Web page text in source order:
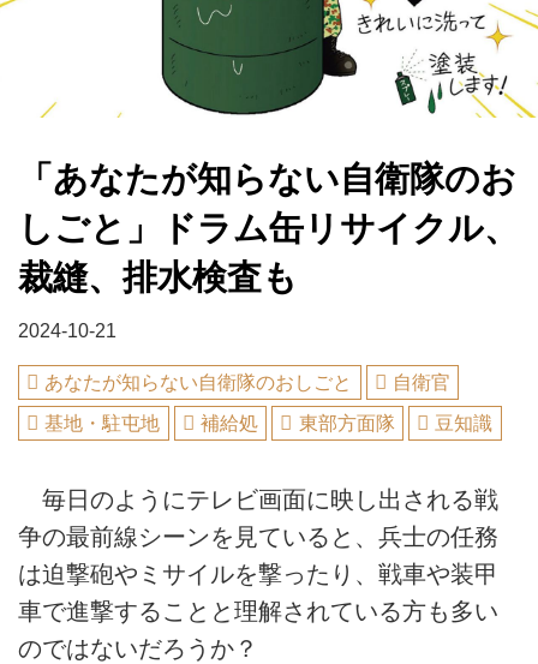
「あなたが知らない自衛隊のお
しごと」ドラム缶リサイクル、
裁縫、排水検査も
2024-10-21
あなたが知らない自衛隊のおしごと
自衛官
基地・駐屯地
補給処 東部方面隊 豆知識
毎日のようにテレビ画面に映し出される戦
争の最前線シーンを見ていると、兵士の任務
は迫撃砲やミサイルを撃ったり、戦車や装甲
車で進撃することと理解されている方も多い
のではないだろうか？